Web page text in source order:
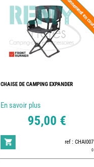
CHAISE DE CAMPING EXPANDER
En savoir plus
95,00 €
ref : CHAI007
0